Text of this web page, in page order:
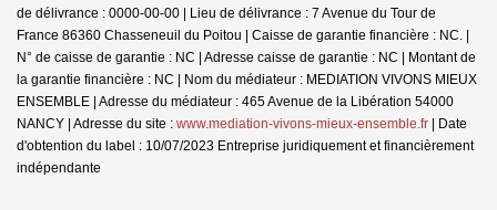
de délivrance : 0000-00-00 | Lieu de délivrance : 7 Avenue du Tour de
France 86360 Chasseneuil du Poitou | Caisse de garantie financière : NC. |
N° de caisse de garantie : NC | Adresse caisse de garantie : NC | Montant de
la garantie financière : NC | Nom du médiateur : MEDIATION VIVONS MIEUX
ENSEMBLE | Adresse du médiateur : 465 Avenue de la Libération 54000
NANCY | Adresse du site : www.mediation-vivons-mieux-ensemble.fr | Date
d'obtention du label : 10/07/2023 Entreprise juridiquement et financièrement
indépendante